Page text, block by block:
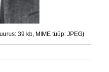
39 kb, MIME tüüp: JPEG)